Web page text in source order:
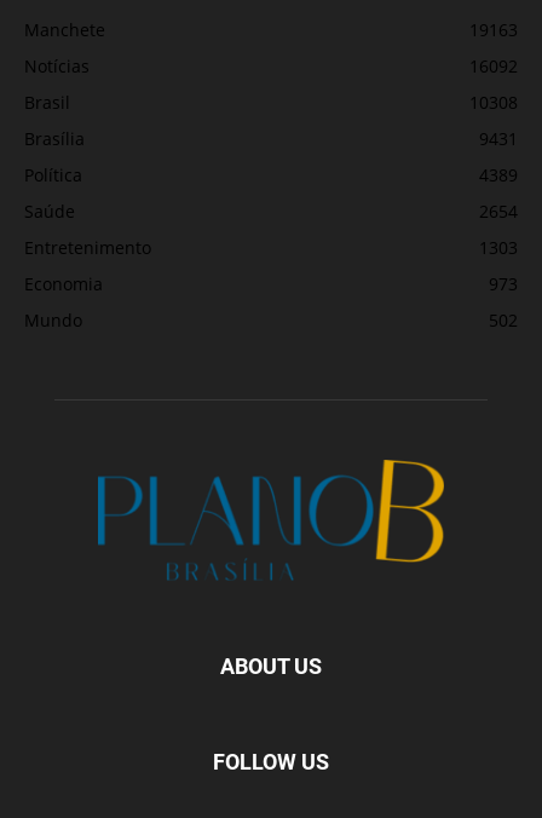
Manchete
19163
Notícias
16092
Brasil
10308
Brasília
9431
Política
4389
Saúde
2654
Entretenimento
1303
Economia
973
Mundo
502
ABOUT US
FOLLOW US